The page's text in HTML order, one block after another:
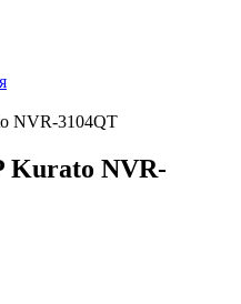
NVR-3104QT
Kurato NVR-